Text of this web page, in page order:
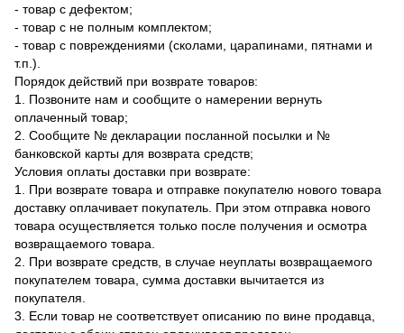
- товар с дефектом;
- товар с не полным комплектом;
- товар с повреждениями (сколами, царапинами, пятнами и
т.п.).
Порядок действий при возврате товаров:
1. Позвоните нам и сообщите о намерении вернуть
оплаченный товар;
2. Сообщите № декларации посланной посылки и №
банковской карты для возврата средств;
Условия оплаты доставки при возврате:
1. При возврате товара и отправке покупателю нового товара
доставку оплачивает покупатель. При этом отправка нового
товара осуществляется только после получения и осмотра
возвращаемого товара.
2. При возврате средств, в случае неуплаты возвращаемого
покупателем товара, сумма доставки вычитается из
покупателя.
3. Если товар не соответствует описанию по вине продавца,